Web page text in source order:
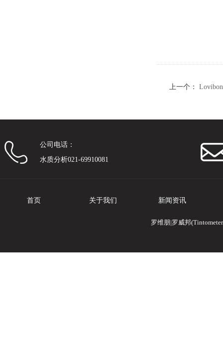
上一个：
公司电话：
水质分析021-69910081
首页 关于我们 新闻资讯
罗维朋|罗威邦